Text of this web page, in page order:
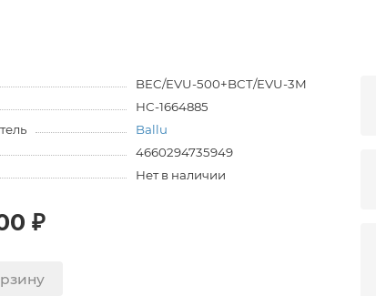
BEC/EVU-500+BCT/EVU-3M
НС-1664885
Ballu
4660294735949
Нет в наличии
₽